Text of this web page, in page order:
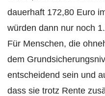
dauerhaft 172,80 Euro
würden dann nur noch
Für Menschen, die
dem
entscheidend sein und
dass sie trotz Rente